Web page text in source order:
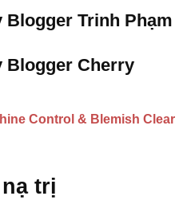
Trinh Phạm
Blogger Cherry
Control & Blemish Clear
trị